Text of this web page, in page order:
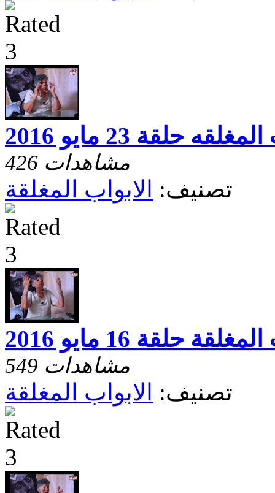
حلقة 23 مايو 2016
426 مشاهدات
تصنيف: الابواب المغلقة
حلقة 16 مايو 2016
549 مشاهدات
تصنيف: الابواب المغلقة